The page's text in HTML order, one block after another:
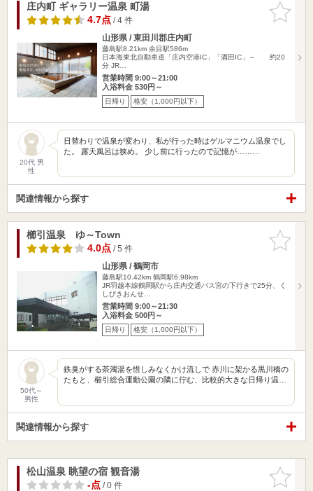
お気に入
りに追加
庄内町 ギャラリー温泉 町湯
4.7点/ 4 件
山形県 / 東田川郡庄内町
藤島駅8.21km 余目駅586m
日本海東北自動車道「庄内空港IC」「酒田IC」～ 約20
分 JR…
営業時間 9:00～21:00
入浴料金 530円～
日帰り 格安（1,000円以下）
20代 男
性
日替わりで温泉が変わり、私が行った時はゲルマニウム温泉でし
た。 露天風呂は狭め。 少し前に行ったので記憶が………
関連情報から探す
お気に入
りに追加
櫛引温泉 ゆ～Town
4.0点/ 5 件
山形県 / 鶴岡市
藤島駅10.42km 鶴岡駅6.98km
JR羽越本線鶴岡駅から庄内交通バス宮の下行きで25分、く
しびきおんせ…
営業時間 9:00～21:30
入浴料金 500円～
日帰り 格安（1,000円以下）
50代～
男性
鉄臭がする茶濁湯を惜しみなくかけ流しで 赤川に架かる黒川橋の
たもと、櫛引総合運動公園の隣に佇む、比較的大きな日帰り温…
関連情報から探す
お気に入
りに追加
松山温泉 眺望の宿 観音湯
-点/ 0 件